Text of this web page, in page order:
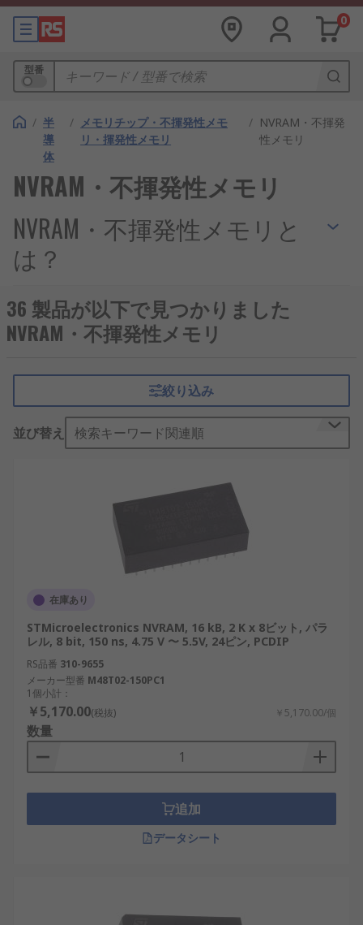
0
型番
/ 半
導
体
/ メモリチップ・不揮発性メモ
リ・揮発性メモリ
/ NVRAM・不揮発
性メモリ
NVRAM・不揮発性メモリ
NVRAM・不揮発性メモリと
は？
不揮発性ランダム アクセス メモリ (NVRAM) は、電
源が切断されても保存データを保持するメモリの一
種です。情報を維持するために一定の電源を必要と
速性と不揮発性メモリのデータ保持機能を兼ね備え
ています。この機能により、NVRAM は信頼性の高
いデータ保存が不可欠なアプリケーションで特に役
立ちます。
NVRAM は、情報を保持するために電力に依存しな
いメモリ セルにデータを保存することで動作しま
す。これらのメモリ セルは、多くの場合、トランジ
スタとコンデンサの組み合わせを採用した高度な半
導体材料を使用して設計されています。データが
NVRAM に書き込まれると、電源が失われた後も保
存されたままになり、信頼性と一貫性が確保されま
す。
NVRAM は、データの整合性と高速アクセスが重要
なシステムで広く使用されています。たとえば、日
本の再生可能エネルギー分野では、太陽光発電シス
テムの構成データを安全に保存することで重要な役
割を果たしています。これにより、停電時でも重要
NVRAM はリアルタイム制御用の信頼性の高いメモ
リを提供し、停電後にデータの再調整を必要とせず
にロボットが動作を継続できるようにします。
NVRAM と従来の RAM の主な違いは、データ保持
36 製品が以下で見つかりました
NVRAM・不揮発性メモリ
絞り込み
並び替え 検索キーワード関連順
在庫あり
STMicroelectronics NVRAM, 16 kB, 2 K x 8ビット, パラ
レル, 8 bit, 150 ns, 4.75 V 〜 5.5V, 24ピン, PCDIP
RS品番 310-9655
メーカー型番 M48T02-150PC1
1個小計：
￥5,170.00(税抜) ￥5,170.00/個
数量
追加
データシート